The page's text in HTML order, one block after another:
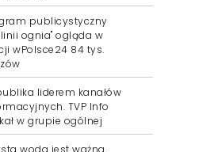
publicystyczny
linii ognia" ogląda w
wPolsce24 84 tys.
liderem kanałów
TVP Info
w grupie ogólnej
woda jest ważna.